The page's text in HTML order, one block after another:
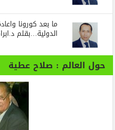
ما بعد كورونا
الدولية…بقلم
حول العالم : صلاح عطية